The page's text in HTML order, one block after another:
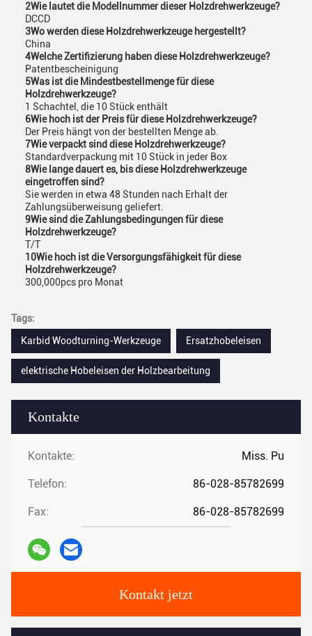
Kontakte
Kontakte: Miss. Pu
Telefon: 86-028-85782699
Fax: 86-028-85782699
Kontakt jetzt
2Wie lautet die Modellnummer dieser Holzdrehwerkzeuge?
DCCD
3Wo werden diese Holzdrehwerkzeuge hergestellt?
China
4Welche Zertifizierung haben diese Holzdrehwerkzeuge?
Patentbescheinigung
5Was ist die Mindestbestellmenge für diese
Holzdrehwerkzeuge?
1 Schachtel, die 10 Stück enthält
6Wie hoch ist der Preis für diese Holzdrehwerkzeuge?
Der Preis hängt von der bestellten Menge ab.
7Wie verpackt sind diese Holzdrehwerkzeuge?
Standardverpackung mit 10 Stück in jeder Box
8Wie lange dauert es, bis diese Holzdrehwerkzeuge
eingetroffen sind?
Sie werden in etwa 48 Stunden nach Erhalt der
Zahlungsüberweisung geliefert.
9Wie sind die Zahlungsbedingungen für diese
Holzdrehwerkzeuge?
T/T
10Wie hoch ist die Versorgungsfähigkeit für diese
Holzdrehwerkzeuge?
300,000pcs pro Monat
Tags:
Karbid Woodturning-Werkzeuge
Ersatzhobeleisen
elektrische Hobeleisen der Holzbearbeitung